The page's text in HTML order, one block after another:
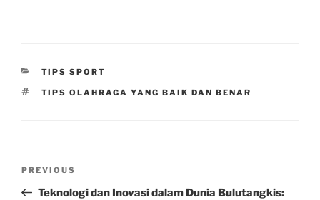
CATEGORIES
TIPS SPORT
TAGS
TIPS OLAHRAGA YANG BAIK DAN BENAR
Previous
Post
PREVIOUS
Teknologi dan Inovasi dalam Dunia Bulutangkis: